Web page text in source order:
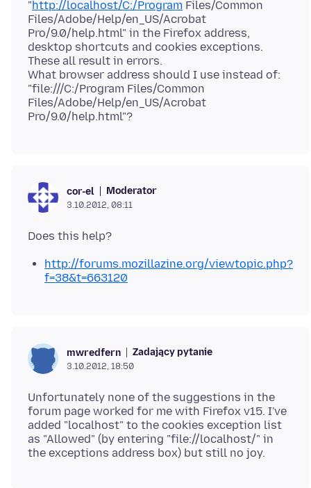
"http://localhost/C:/Program Files/Common
Files/Adobe/Help/en_US/Acrobat
Pro/9.0/help.html" in the Firefox address,
desktop shortcuts and cookies exceptions.
These all result in errors.
What browser address should I use instead of:
"file:///C:/Program Files/Common
Files/Adobe/Help/en_US/Acrobat
cor-el Moderator
3.10.2012, 08:11
http://forums.mozillazine.org/viewtopic.php?
f=38&t=663120
mwredfern Zadający pytanie
3.10.2012, 18:50
Unfortunately none of the suggestions in the
forum page worked for me with Firefox v15. I've
added "localhost" to the cookies exception list
as "Allowed" (by entering "file://localhost/" in